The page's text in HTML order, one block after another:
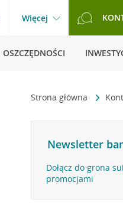
Więcej
OSZCZĘDNOŚCI
Strona główna
Newsletter
Dołącz do grona
promocjami